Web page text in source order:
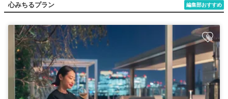
編集部おすすめ
心みちるプラン